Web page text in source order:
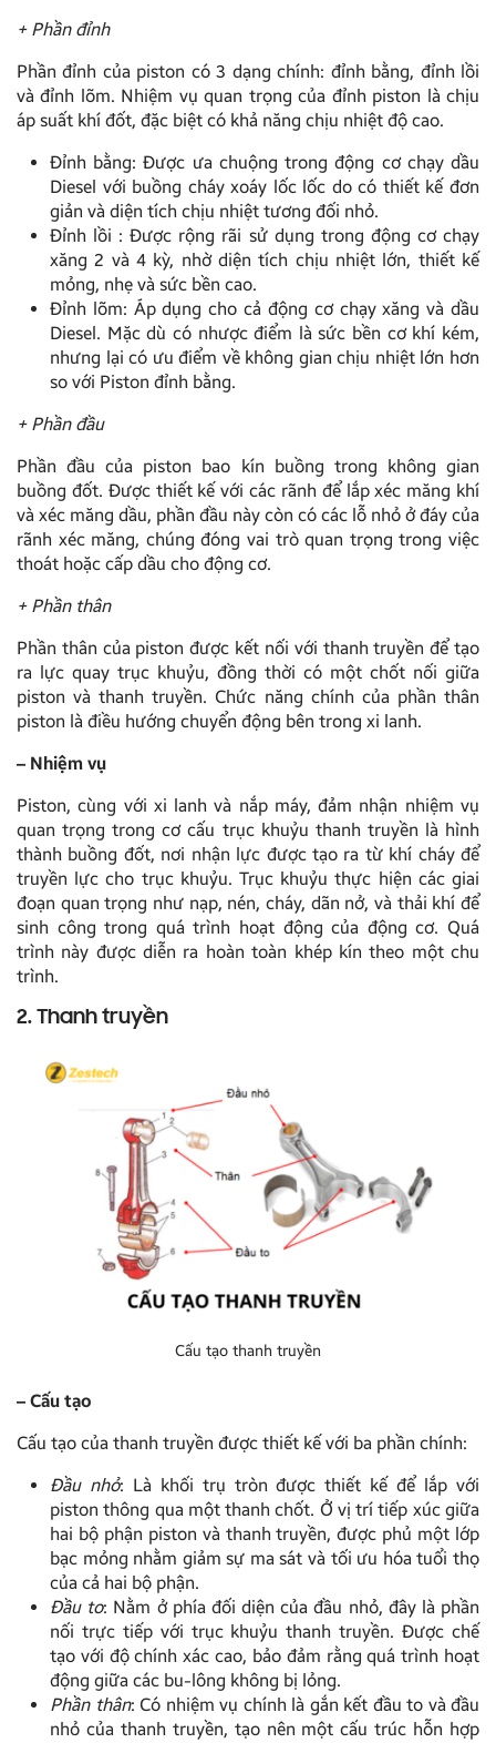
+ Phần đỉnh
Phần đỉnh của piston có 3 dạng chính: đỉnh bằng, đỉnh lồi
và đỉnh lõm. Nhiệm vụ quan trọng của đỉnh piston là chịu
áp suất khí đốt, đặc biệt có khả năng chịu nhiệt độ cao.
Đỉnh bằng: Được ưa chuộng trong động cơ chạy dầu
Diesel với buồng cháy xoáy lốc lốc do có thiết kế đơn
giản và diện tích chịu nhiệt tương đối nhỏ.
Đỉnh lồi : Được rộng rãi sử dụng trong động cơ chạy
xăng 2 và 4 kỳ, nhờ diện tích chịu nhiệt lớn, thiết kế
mỏng, nhẹ và sức bền cao.
Đỉnh lõm: Áp dụng cho cả động cơ chạy xăng và dầu
Diesel. Mặc dù có nhược điểm là sức bền cơ khí kém,
nhưng lại có ưu điểm về không gian chịu nhiệt lớn hơn
so với Piston đỉnh bằng.
+ Phần đầu
Phần đầu của piston bao kín buồng trong không gian
buồng đốt. Được thiết kế với các rãnh để lắp xéc măng khí
và xéc măng dầu, phần đầu này còn có các lỗ nhỏ ở đáy của
rãnh xéc măng, chúng đóng vai trò quan trọng trong việc
thoát hoặc cấp dầu cho động cơ.
+ Phần thân
Phần thân của piston được kết nối với thanh truyền để tạo
ra lực quay trục khuỷu, đồng thời có một chốt nối giữa
piston và thanh truyền. Chức năng chính của phần thân
piston là điều hướng chuyển động bên trong xi lanh.
– Nhiệm vụ
Piston, cùng với xi lanh và nắp máy, đảm nhận nhiệm vụ
quan trọng trong cơ cấu trục khuỷu thanh truyền là hình
thành buồng đốt, nơi nhận lực được tạo ra từ khí cháy để
truyền lực cho trục khuỷu. Trục khuỷu thực hiện các giai
đoạn quan trọng như nạp, nén, cháy, dãn nở, và thải khí để
sinh công trong quá trình hoạt động của động cơ. Quá
trình này được diễn ra hoàn toàn khép kín theo một chu
trình.
2. Thanh truyền
Cấu tạo thanh truyền
– Cấu tạo
Cấu tạo của thanh truyền được thiết kế với ba phần chính:
Đầu nhỏ: Là khối trụ tròn được thiết kế để lắp với
piston thông qua một thanh chốt. Ở vị trí tiếp xúc giữa
hai bộ phận piston và thanh truyền, được phủ một lớp
bạc mỏng nhằm giảm sự ma sát và tối ưu hóa tuổi thọ
của cả hai bộ phận.
Đầu to: Nằm ở phía đối diện của đầu nhỏ, đây là phần
nối trực tiếp với trục khuỷu thanh truyền. Được chế
tạo với độ chính xác cao, bảo đảm rằng quá trình hoạt
động giữa các bu-lông không bị lỏng.
Phần thân: Có nhiệm vụ chính là gắn kết đầu to và đầu
nhỏ của thanh truyền, tạo nên một cấu trúc hỗn hợp